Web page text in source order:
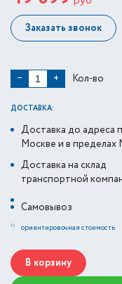
Заказать звонок
− + Кол-во
ДОСТАВКА:
Доставка до адреса
Москве и в
Доставка на склад
транспортной
Самовывоз
* ориентировочная стоимость
В корзину